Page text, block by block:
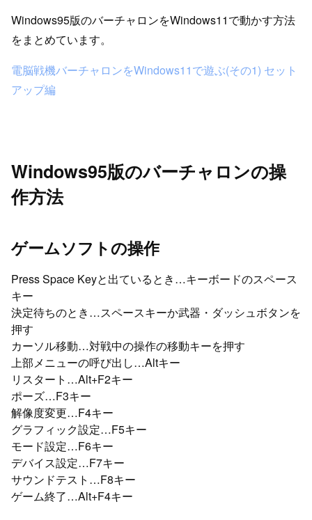
Windows95版のバーチャロンをWindows11で動かす方法
をまとめています。
電脳戦機バーチャロンをWindows11で遊ぶ(その1) セット
アップ編
Windows95版のバーチャロンの操
作方法
ゲームソフトの操作
Press Space Keyと出ているとき…キーボードのスペース
キー
決定待ちのとき…スペースキーか武器・ダッシュボタンを
押す
カーソル移動…対戦中の操作の移動キーを押す
上部メニューの呼び出し…Altキー
リスタート…Alt+F2キー
ポーズ…F3キー
解像度変更…F4キー
グラフィック設定…F5キー
モード設定…F6キー
デバイス設定…F7キー
サウンドテスト…F8キー
ゲーム終了…Alt+F4キー